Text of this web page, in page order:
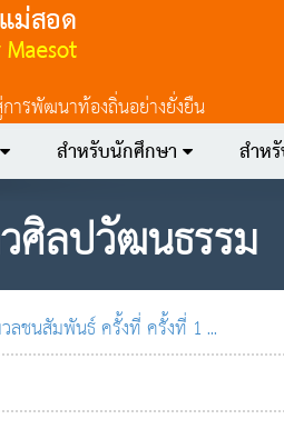
ารพัฒนาท้องถิ่นอย่างยั่งยืน
สำหรับนักศึกษา สำห
ศิลปวัฒนธรรม
ลชนสัมพันธ์ ครั้งที่ ครั้งที่ 1 ...